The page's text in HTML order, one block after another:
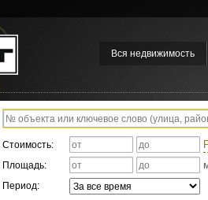
Вся недвижимость
Стоимость:
Площадь:
Период: